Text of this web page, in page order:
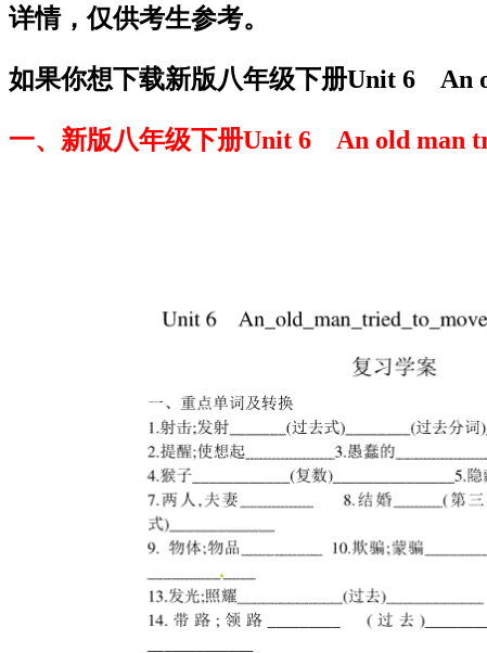
详情，仅供考生参考。
如果你想下载新版八年级下册Unit 6 An
一、新版八年级下册Unit 6 An old man